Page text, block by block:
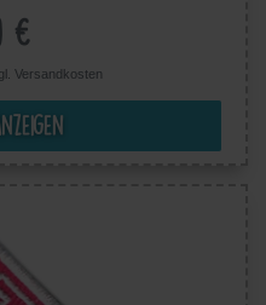
€
Versandkosten